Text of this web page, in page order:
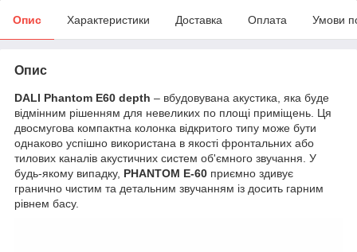
Опис Характеристики Доставка Оплата Умови
Опис
DALI Phantom E60 depth – вбудовувана акустика, яка буде
відмінним рішенням для невеликих по площі приміщень. Ця
двосмугова компактна колонка відкритого типу може бути
однаково успішно використана в якості фронтальних або
тилових каналів акустичних систем об'ємного звучання. У
будь-якому випадку, PHANTOM E-60 приємно здивує
гранично чистим та детальним звучанням із досить гарним
рівнем басу.